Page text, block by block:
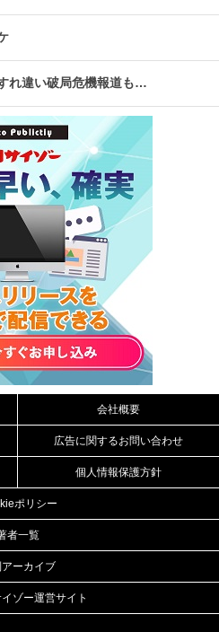
れ違い破局危機報道も…
会社概要
広告に関するお問い合わせ
個人情報保護方針
ポリシー
者一覧
アーカイブ
ゾー運営サイト